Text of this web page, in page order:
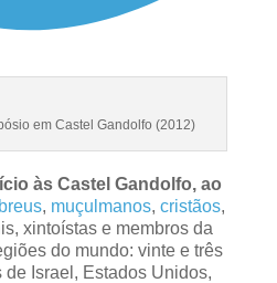
em Castel Gandolfo (2012)
às Castel Gandolfo, ao
, muçulmanos, cristãos,
xintoístas e membros da
do mundo: vinte e três
de Israel, Estados Unidos,